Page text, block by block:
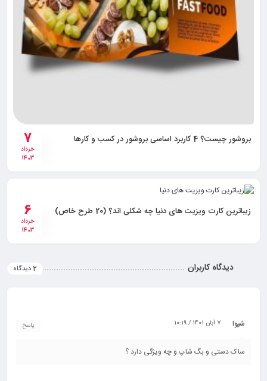
7
خرداد
1403
بروشور چیست؟ 4 کاربرد اساسی بروشور در کسب و کارها
6
خرداد
1403
زیباترین کارت ویزیت های دنیا چه شکلی اند؟ (20 طرح خاص)
دیدگاه کاربران 2 دیدگاه
شیوا 7 آبان 1401 / 10:19 پاسخ
ساک دستی و بگ شاپ و چه ویژگی دارد ؟